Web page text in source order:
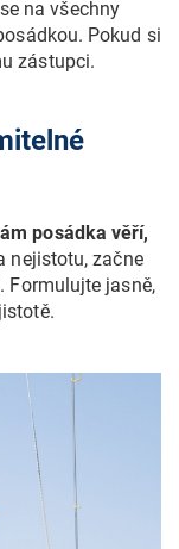
na všechny
Pokud si
zástupci.
posádka věří,
nejistotu, začne
Formulujte jasně,